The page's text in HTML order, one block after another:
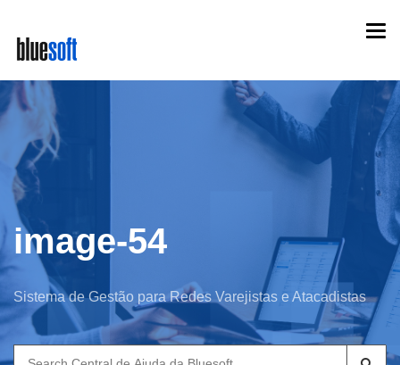
main
content
image-54
Sistema de Gestão para Redes Varejistas e Atacadistas
Search